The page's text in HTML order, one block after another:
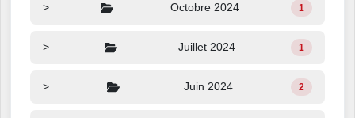
> Octobre 2024 1
> Juillet 2024 1
> Juin 2024 2